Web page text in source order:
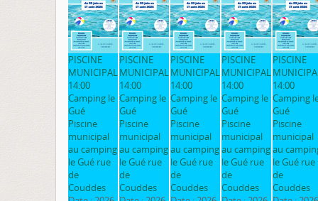
PISCINE
MUNICIPAL
14:00
Camping le
Gué
Piscine
municipal
au camping
le Gué rue
de
Couddes
PISCINE
MUNICIPAL
14:00
Camping le
Gué
Piscine
municipal
au camping
le Gué rue
de
Couddes
PISCINE
MUNICIPAL
14:00
Camping le
Gué
Piscine
municipal
au camping
le Gué rue
de
Couddes
PISCINE
MUNICIPAL
14:00
Camping le
Gué
Piscine
municipal
au camping
le Gué rue
de
Couddes
PISCINE
14:00
Camping
Gué
Piscine
municipal
au
le Gué rue
de
Couddes